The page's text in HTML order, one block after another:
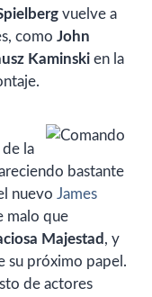
vuelve a
como John
Kaminski en la
de la
bastante
nuevo James
malo que
Majestad , y
su próximo papel.
de actores